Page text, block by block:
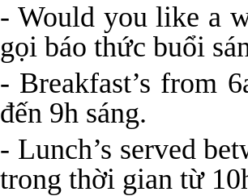
- Would you like a
gọi báo thức buổi
- Breakfast’s from
đến 9h sáng.
- Lunch’s served
trong thời gian từ